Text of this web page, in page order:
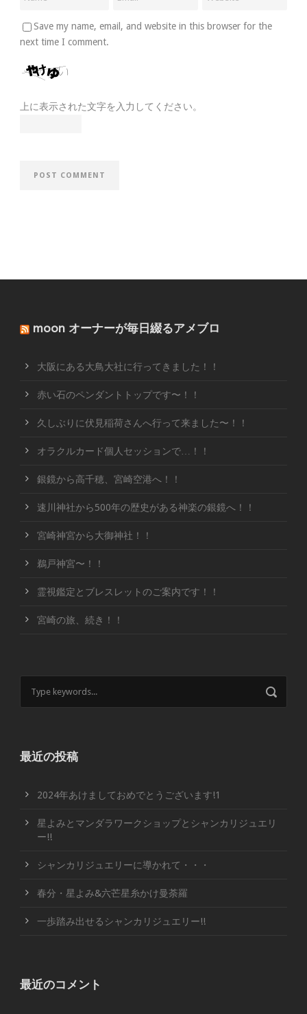
Save my name, email, and website in this browser for the
next time I comment.
上に表示された文字を入力してください。
moon オーナーが毎日綴るアメブロ
大阪にある大鳥大社に行ってきました！！
赤い石のペンダントトップです〜！！
久しぶりに伏見稲荷さんへ行って来ました〜！！
オラクルカード個人セッションで…！！
銀鏡から高千穂、宮崎空港へ！！
速川神社から500年の歴史がある神楽の銀鏡へ！！
宮崎神宮から大御神社！！
鵜戸神宮〜！！
霊視鑑定とブレスレットのご案内です！！
宮崎の旅、続き！！
最近の投稿
2024年あけましておめでとうございます!1
星よみとマンダラワークショップとシャンカリジュエリ
ー!!
シャンカリジュエリーに導かれて・・・
春分・星よみ&六芒星糸かけ曼荼羅
一歩踏み出せるシャンカリジュエリー!!
最近のコメント